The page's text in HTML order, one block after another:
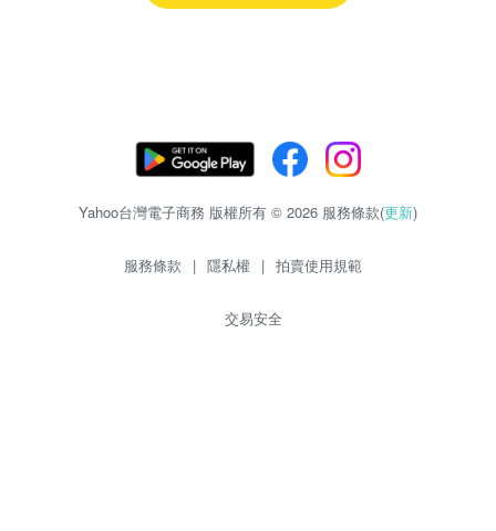
Yahoo台灣電子商務 版權所有 © 2026 服務條款(更新)
服務條款 | 隱私權 | 拍賣使用規範
交易安全